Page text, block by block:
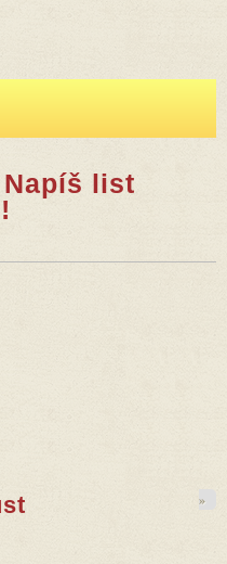
list
karta)
»